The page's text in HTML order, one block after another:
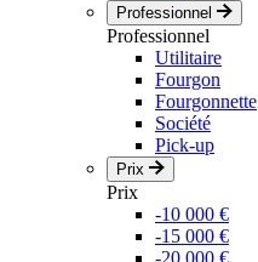
Professionnel
Professionnel
Utilitaire
Fourgon
Fourgonnette
Société
Pick-up
Prix
Prix
-10 000 €
-15 000 €
-20 000 €